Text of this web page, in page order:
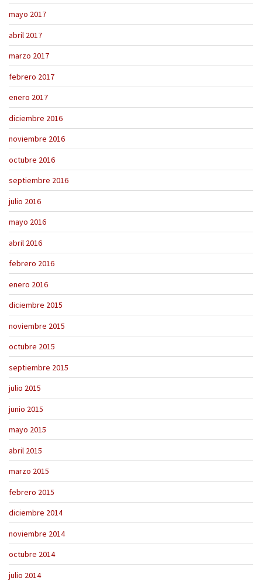
mayo 2017
abril 2017
marzo 2017
febrero 2017
enero 2017
diciembre 2016
noviembre 2016
octubre 2016
septiembre 2016
julio 2016
mayo 2016
abril 2016
febrero 2016
enero 2016
diciembre 2015
noviembre 2015
octubre 2015
septiembre 2015
julio 2015
junio 2015
mayo 2015
abril 2015
marzo 2015
febrero 2015
diciembre 2014
noviembre 2014
octubre 2014
julio 2014